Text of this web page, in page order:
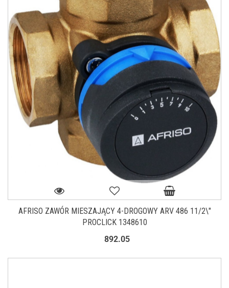
AFRISO ZAWÓR MIESZAJĄCY 4-DROGOWY ARV 486 11/2\"
PROCLICK 1348610
892.05